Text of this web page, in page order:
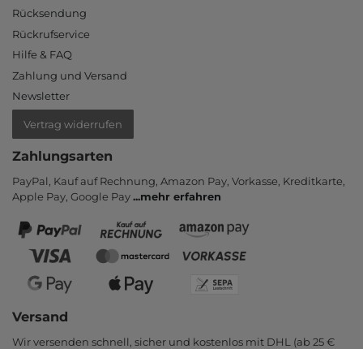
Rücksendung
Rückrufservice
Hilfe & FAQ
Zahlung und Versand
Newsletter
Vertrag widerrufen
Zahlungsarten
PayPal, Kauf auf Rechnung, Amazon Pay, Vor­kasse, Kredit­karte,
Apple Pay, Google Pay...mehr erfahren
Versand
Wir versenden schnell, sicher und kostenlos mit DHL (ab 25 €